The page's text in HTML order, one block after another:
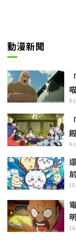
動漫新聞
9
9
10